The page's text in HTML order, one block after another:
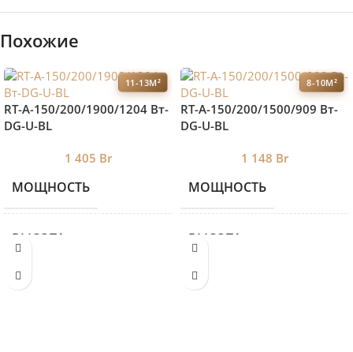
Похожие
11-13М²
RT-A-150/200/1900/1204 Вт-
DG-U-BL
1 405 Br
МОЩНОСТЬ 1204
ВЫСОТА 150
8-10М²
RT-A-150/200/1500/909 Вт-
DG-U-BL
1 148 Br
МОЩНОСТЬ
ВЫСОТА